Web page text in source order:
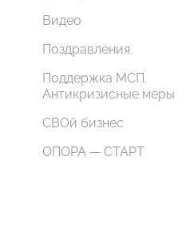
Видео
Поздравления
Поддержка МСП.
Антикризисные меры
СВОй бизнес
ОПОРА — СТАРТ